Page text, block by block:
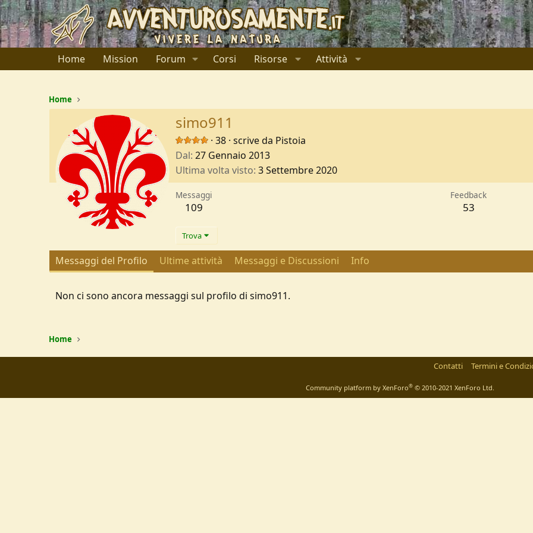
Home Mission Forum Corsi Risorse Attività
Home
simo911
· 38 · scrive da Pistoia
Dal 27 Gennaio 2013
Ultima volta visto 3 Settembre 2020
Messaggi
109
Feedback
53
Trova
Messaggi del Profilo Ultime attività Messaggi e Discussioni Info
Non ci sono ancora messaggi sul profilo di simo911.
Home
Contatti Termini e
Community platform by XenForo® © 2010-2021 XenForo Ltd.